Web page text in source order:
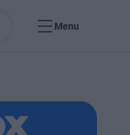
Menu